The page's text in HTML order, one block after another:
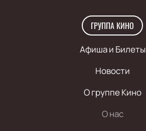
ГРУППА КИНО
Афиша и Билеты
Новости
О группе Кино
О нас